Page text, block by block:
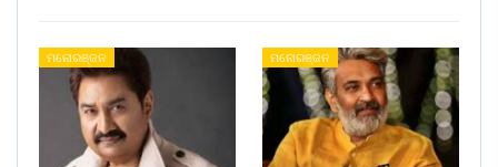
ମନୋରଞ୍ଜନ ମନୋରଞ୍ଜନ